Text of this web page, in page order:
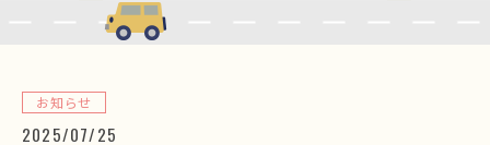
お知らせ
2025/07/25